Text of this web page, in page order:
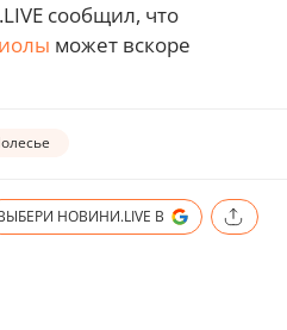
сообщил, что
может вскоре
НОВИНИ.LIVE В